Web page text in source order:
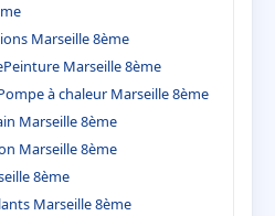
Marseille 8ème
Peinture Marseille 8ème
à chaleur Marseille 8ème
Marseille 8ème
Marseille 8ème
8ème
Marseille 8ème